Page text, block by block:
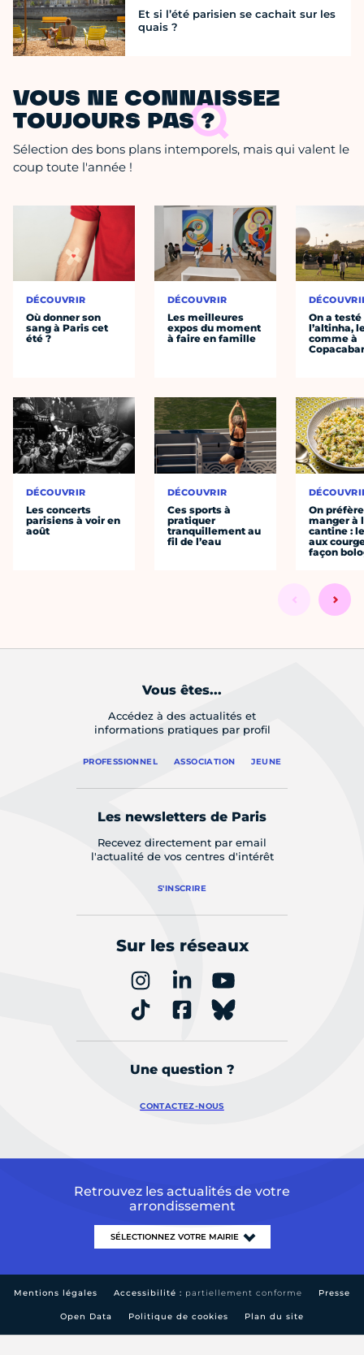
Et si l’été parisien se cachait sur les
quais ?
VOUS NE CONNAISSEZ
TOUJOURS PAS ?
Sélection des bons plans intemporels, mais qui valent le
coup toute l'année !
DÉCOUVRIR
Où donner son
sang à Paris cet
été ?
DÉCOUVRIR
Les concerts
parisiens à voir en
août
DÉCOUVRIR
Les meilleures
expos du moment
à faire en famille
DÉCOUVRIR
Ces sports à
pratiquer
tranquillement au
fil de l’eau
On a testé
l’altinha,
comme à
On préfère
manger à
cantine :
aux
façon
Vous êtes...
Accédez à des actualités et
informations pratiques par profil
PROFESSIONNEL ASSOCIATION JEUNE
Les newsletters de Paris
Recevez directement par email
l'actualité de vos centres d'intérêt
S'INSCRIRE
Sur les réseaux
Une question ?
CONTACTEZ-NOUS
Retrouvez les actualités de votre
arrondissement
Mentions légales Accessibilité : partiellement conforme Presse
Open Data Politique de cookies Plan du site